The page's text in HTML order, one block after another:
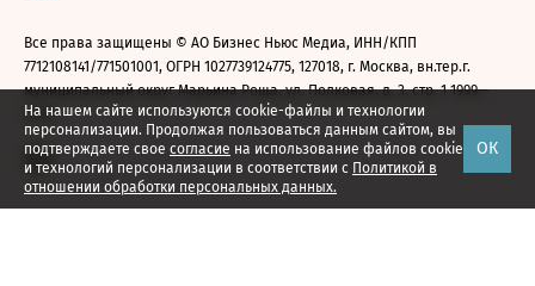
На нашем сайте используются cookie-файлы и технологии
персонализации. Продолжая пользоваться данным сайтом, вы
подтверждаете свое согласие на использование файлов cookie
и технологий персонализации в соответствии с Политикой в
отношении обработки персональных данных.
ОК
Все права защищены © АО Бизнес Ньюс Медиа, ИНН/КПП
7712108141/771501001, ОГРН 1027739124775, 127018, г. Москва, вн.тер.г.
муниципальный округ Марьина Роща, ул. Полковая, д. 3, стр. 1 1999—
2026